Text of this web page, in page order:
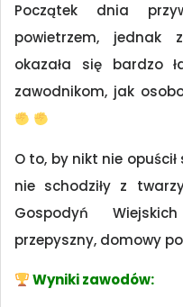
Początek dnia
powietrzem, jednak
okazała się bardzo
zawodnikom, jak
O to, by nikt nie
nie schodziły z
Gospodyń
przepyszny, domowy
Wyniki zawodów: